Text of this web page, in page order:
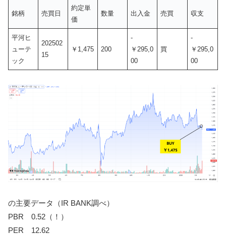
銘柄 売買日
約定単
価
数量 出入金 売買 収支
平河ヒ
ューテ
ック
202502
15
￥1,475 200
-
￥295,0
00
買
-
￥295,0
00
の主要データ（IR BANK調べ）
PBR 0.52（！）
PER 12.62